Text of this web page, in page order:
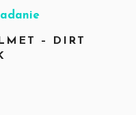
– DIRT